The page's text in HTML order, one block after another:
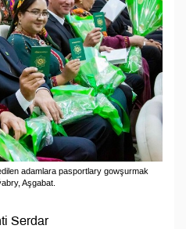
adamlara pasportlary gowşurmak
Aşgabat.
Serdar